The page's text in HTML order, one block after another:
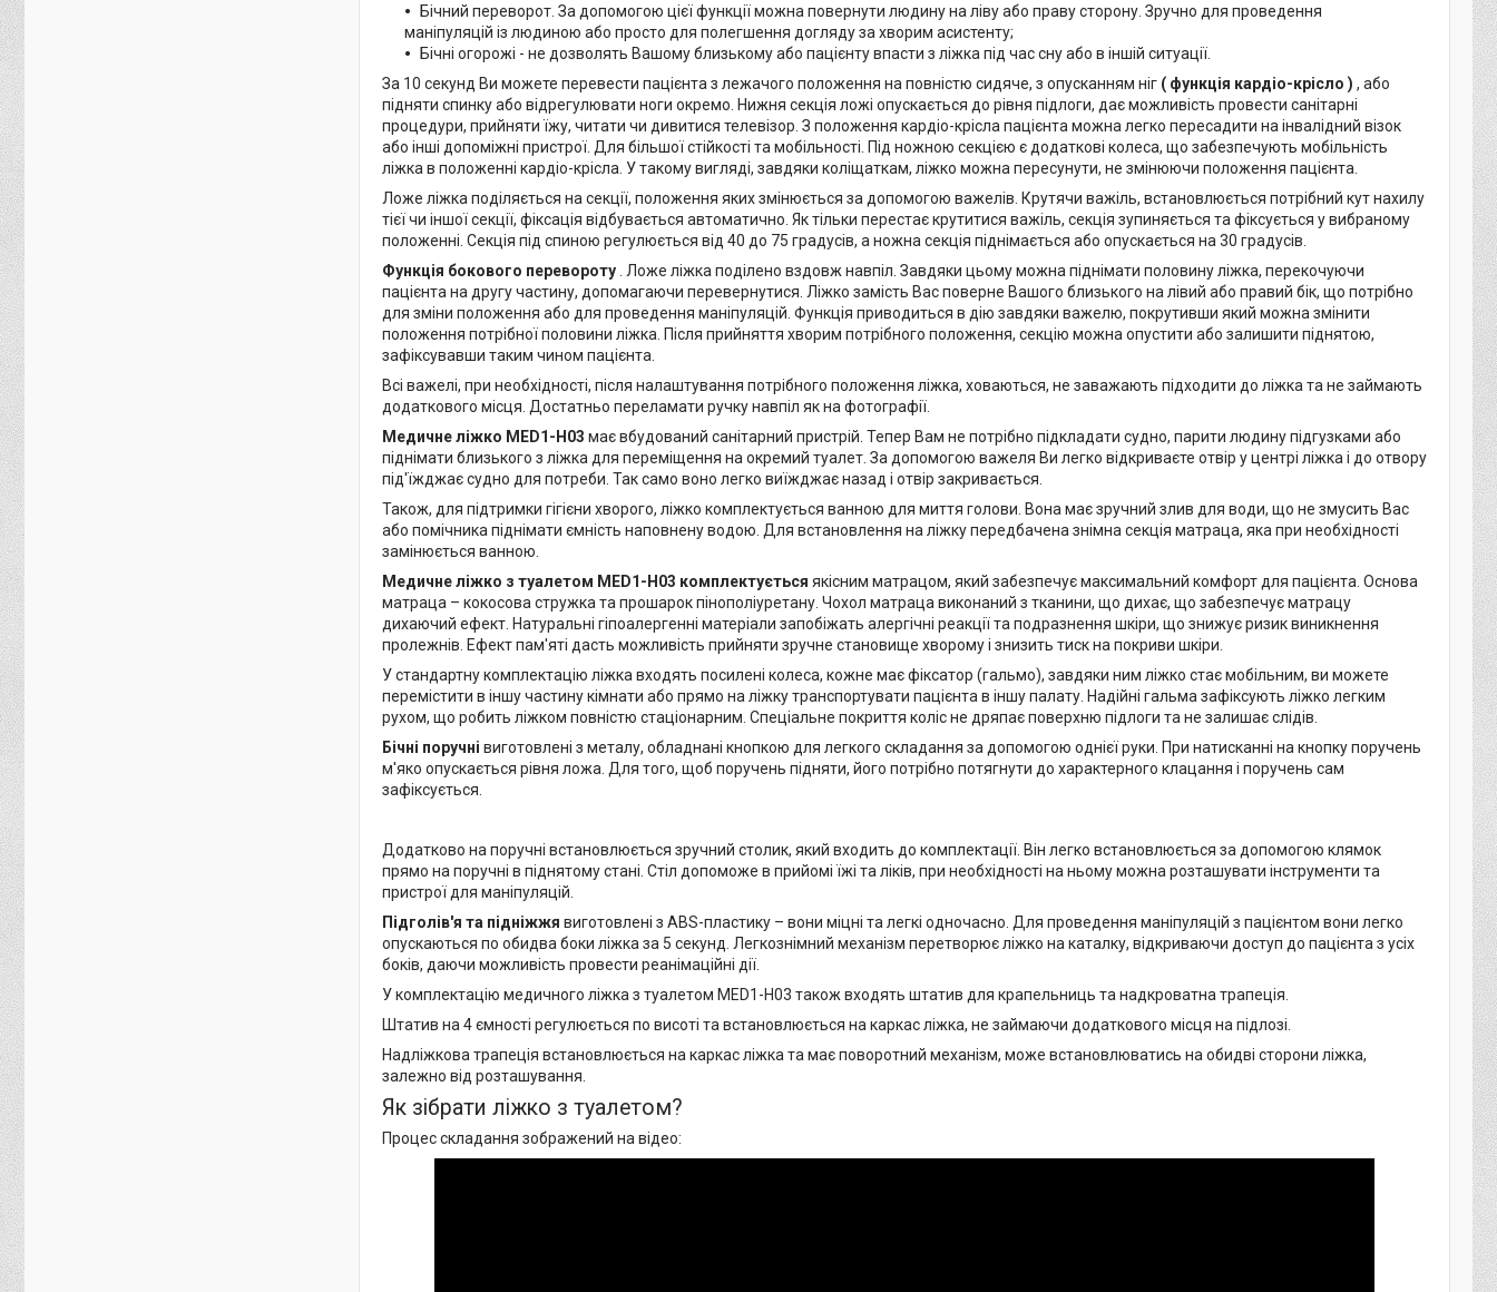
Бічний переворот. За допомогою цієї функції можна повернути людину на ліву або праву сторону. Зручно для проведення
маніпуляцій із людиною або просто для полегшення догляду за хворим асистенту;
Бічні огорожі - не дозволять Вашому близькому або пацієнту впасти з ліжка під час сну або в іншій ситуації.
За 10 секунд Ви можете перевести пацієнта з лежачого положення на повністю сидяче, з опусканням ніг ( функція кардіо-крісло ) , або
підняти спинку або відрегулювати ноги окремо. Нижня секція ложі опускається до рівня підлоги, дає можливість провести санітарні
процедури, прийняти їжу, читати чи дивитися телевізор. З положення кардіо-крісла пацієнта можна легко пересадити на інвалідний візок
або інші допоміжні пристрої. Для більшої стійкості та мобільності. Під ножною секцією є додаткові колеса, що забезпечують мобільність
ліжка в положенні кардіо-крісла. У такому вигляді, завдяки коліщаткам, ліжко можна пересунути, не змінюючи положення пацієнта.
Ложе ліжка поділяється на секції, положення яких змінюється за допомогою важелів. Крутячи важіль, встановлюється потрібний кут нахилу
тієї чи іншої секції, фіксація відбувається автоматично. Як тільки перестає крутитися важіль, секція зупиняється та фіксується у вибраному
положенні. Секція під спиною регулюється від 40 до 75 градусів, а ножна секція піднімається або опускається на 30 градусів.
Функція бокового перевороту . Ложе ліжка поділено вздовж навпіл. Завдяки цьому можна піднімати половину ліжка, перекочуючи
пацієнта на другу частину, допомагаючи перевернутися. Ліжко замість Вас поверне Вашого близького на лівий або правий бік, що потрібно
для зміни положення або для проведення маніпуляцій. Функція приводиться в дію завдяки важелю, покрутивши який можна змінити
положення потрібної половини ліжка. Після прийняття хворим потрібного положення, секцію можна опустити або залишити піднятою,
зафіксувавши таким чином пацієнта.
Всі важелі, при необхідності, після налаштування потрібного положення ліжка, ховаються, не заважають підходити до ліжка та не займають
додаткового місця. Достатньо переламати ручку навпіл як на фотографії.
Медичне ліжко MED1-H03 має вбудований санітарний пристрій. Тепер Вам не потрібно підкладати судно, парити людину підгузками або
піднімати близького з ліжка для переміщення на окремий туалет. За допомогою важеля Ви легко відкриваєте отвір у центрі ліжка і до отвору
під'їжджає судно для потреби. Так само воно легко виїжджає назад і отвір закривається.
Також, для підтримки гігієни хворого, ліжко комплектується ванною для миття голови. Вона має зручний злив для води, що не змусить Вас
або помічника піднімати ємність наповнену водою. Для встановлення на ліжку передбачена знімна секція матраца, яка при необхідності
замінюється ванною.
Медичне ліжко з туалетом MED1-H03 комплектується якісним матрацом, який забезпечує максимальний комфорт для пацієнта. Основа
матраца – кокосова стружка та прошарок пінополіуретану. Чохол матраца виконаний з тканини, що дихає, що забезпечує матрацу
дихаючий ефект. Натуральні гіпоалергенні матеріали запобіжать алергічні реакції та подразнення шкіри, що знижує ризик виникнення
пролежнів. Ефект пам'яті дасть можливість прийняти зручне становище хворому і знизить тиск на покриви шкіри.
У стандартну комплектацію ліжка входять посилені колеса, кожне має фіксатор (гальмо), завдяки ним ліжко стає мобільним, ви можете
перемістити в іншу частину кімнати або прямо на ліжку транспортувати пацієнта в іншу палату. Надійні гальма зафіксують ліжко легким
рухом, що робить ліжком повністю стаціонарним. Спеціальне покриття коліс не дряпає поверхню підлоги та не залишає слідів.
Бічні поручні виготовлені з металу, обладнані кнопкою для легкого складання за допомогою однієї руки. При натисканні на кнопку поручень
м'яко опускається рівня ложа. Для того, щоб поручень підняти, його потрібно потягнути до характерного клацання і поручень сам
зафіксується.
Додатково на поручні встановлюється зручний столик, який входить до комплектації. Він легко встановлюється за допомогою клямок
прямо на поручні в піднятому стані. Стіл допоможе в прийомі їжі та ліків, при необхідності на ньому можна розташувати інструменти та
пристрої для маніпуляцій.
Підголів'я та підніжжя виготовлені з ABS-пластику – вони міцні та легкі одночасно. Для проведення маніпуляцій з пацієнтом вони легко
опускаються по обидва боки ліжка за 5 секунд. Легкознімний механізм перетворює ліжко на каталку, відкриваючи доступ до пацієнта з усіх
боків, даючи можливість провести реанімаційні дії.
У комплектацію медичного ліжка з туалетом MED1-H03 також входять штатив для крапельниць та надкроватна трапеція.
Штатив на 4 ємності регулюється по висоті та встановлюється на каркас ліжка, не займаючи додаткового місця на підлозі.
Надліжкова трапеція встановлюється на каркас ліжка та має поворотний механізм, може встановлюватись на обидві сторони ліжка,
залежно від розташування.
Як зібрати ліжко з туалетом?
Процес складання зображений на відео: